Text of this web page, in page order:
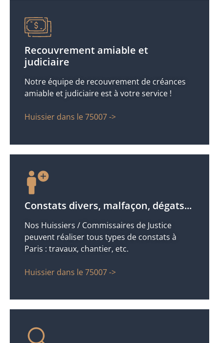
Recouvrement amiable et
judiciaire
Notre équipe de recouvrement de créances
amiable et judiciaire est à votre service !
Huissier dans le 75007 ->
Constats divers, malfaçon, dégats...
Nos Huissiers / Commissaires de Justice
peuvent réaliser tous types de constats à
Paris : travaux, chantier, etc.
Huissier dans le 75007 ->